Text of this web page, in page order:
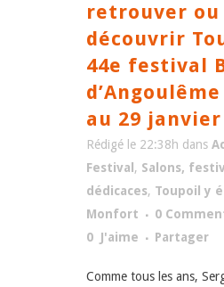
retrouver ou
découvrir
44e festival
au 29 janvier
Rédigé le 22:38h dans
Festival , Salons,
dédicaces, Toupoil y
Monfort
0
0 J'aime Partager
Comme tous les ans,